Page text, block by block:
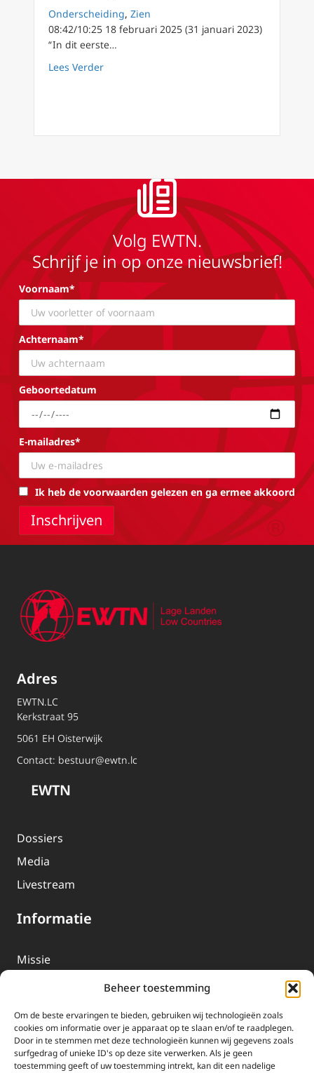
Beheer toestemming
Om de beste ervaringen te bieden, gebruiken wij technologieën zoals
cookies om informatie over je apparaat op te slaan en/of te raadplegen.
Door in te stemmen met deze technologieën kunnen wij gegevens zoals
surfgedrag of unieke ID's op deze site verwerken. Als je geen
toestemming geeft of uw toestemming intrekt, kan dit een nadelige
Onderscheiding, Zien
08:42/10:25 18 februari 2025 (31 januari 2023)
“ In dit eerste…
Lees Verderabout Apokalyps90 dag 32 Ontdek de
Volg EWTN.
Schrijf je in op onze nieuwsbrief!
Voornaam*
Achternaam*
Geboortedatum
E-mailadres*
Ik heb de voorwaarden gelezen en ga ermee akkoord
Adres
EWTN.LC
Kerkstraat 95
5061 EH Oisterwijk
Contact: bestuur@ewtn.lc
EWTN
Dossiers
Media
Livestream
Informatie
Missie
EWTN-Team
Organisatiegegevens